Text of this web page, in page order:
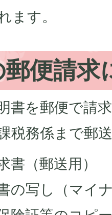
ます。
便請求
書を郵便で請
税務係まで郵
書（郵送用）
の写し（マイ